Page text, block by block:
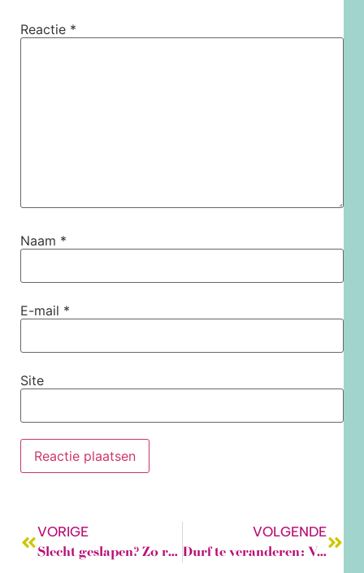
Reactie *
Naam *
E-mail *
Site
VORIGE
Slecht geslapen? Zo redt kleur jouw dag én je uitstraling!
VOLGENDE
Durf te veranderen: Vind jouw stijl en kleur die écht bij je passen!